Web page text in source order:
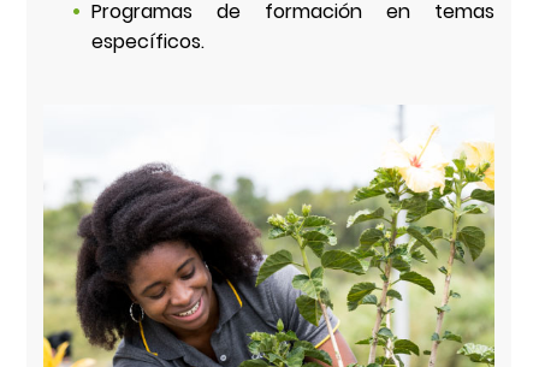
Programas de formación en temas
específicos.